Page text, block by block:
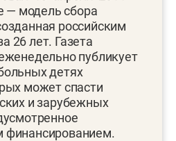
— модель сбора
российским
26 лет. Газета
публикует
детях
может спасти
и зарубежных
финансированием.